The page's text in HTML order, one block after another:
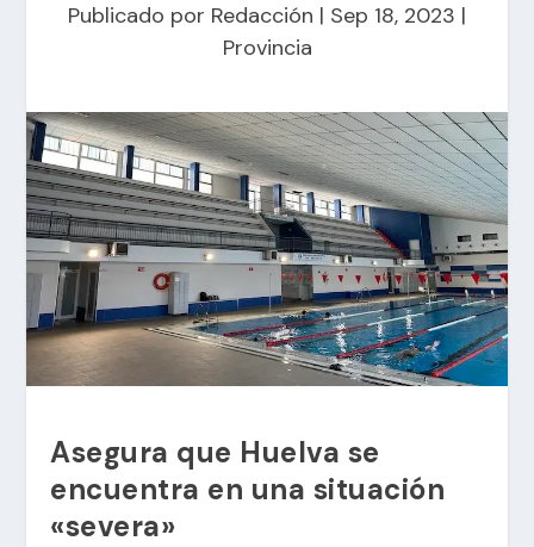
Publicado por Redacción | Sep 18, 2023 |
Provincia
Asegura que Huelva se
encuentra en una situación
«severa»